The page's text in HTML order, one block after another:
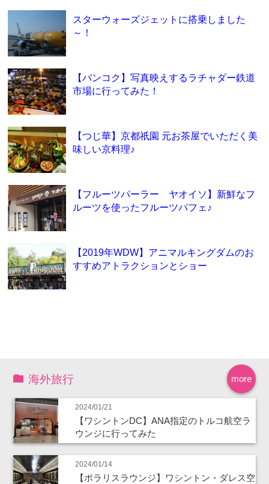
スターウォーズジェットに搭乗しました
～！
【バンコク】写真映えするラチャダー鉄道
市場に行ってみた！
【つじ華】京都祇園 元お茶屋でいただく美
味しい京料理♪
【フルーツパーラー ヤオイソ】新鮮なフ
ルーツを使ったフルーツパフェ♪
【2019年WDW】アニマルキングダムのお
すすめアトラクションとショー
more
海外旅行
2024/01/21
【ワシントンDC】ANA指定のトルコ航空ラ
ウンジに行ってみた
2024/01/14
【ポラリスラウンジ】ワシントン・ダレス空